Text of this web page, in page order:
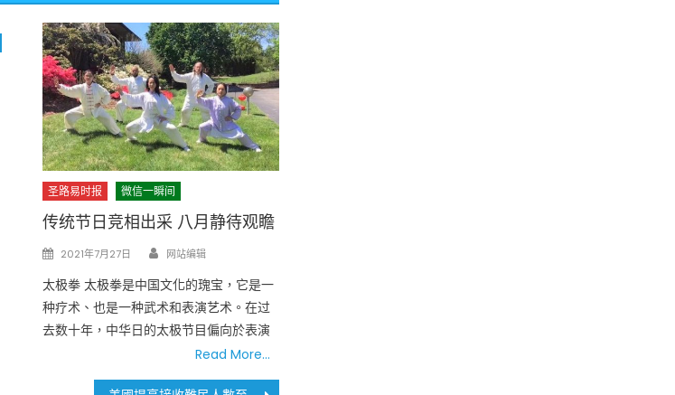
圣路易时报 微信一瞬间
传统节日竞相出采 八月静待观瞻
Posted
2021年7月27日 Author
网站编辑
太极拳 太极拳是中国文化的瑰宝，它是一
种疗术、也是一种武术和表演艺术。在过
去数十年，中华日的太极节目偏向於表演
Read More…